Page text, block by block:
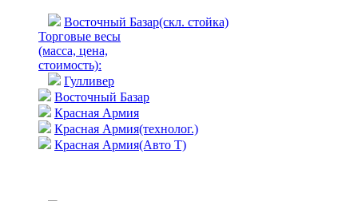
Восточный Базар(скл. стойка)
Торговые весы
(масса, цена,
стоимость):
Гулливер
Восточный Базар
Красная Армия
Красная Армия(технолог.)
Красная Армия(Авто Т)